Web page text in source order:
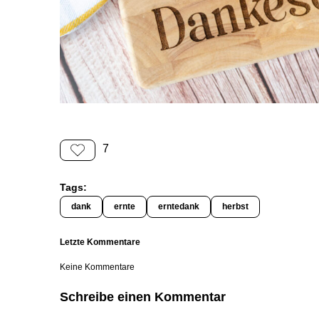
7
Tags:
dank ernte erntedank herbst
Letzte Kommentare
Keine Kommentare
Schreibe einen Kommentar